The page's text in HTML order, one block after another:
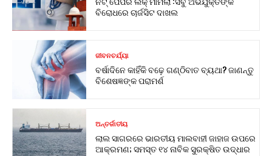
ବିରୋଧରେ ଚାର୍ଜସିଟ ଦାଖଲ
ଜୀବନଚର୍ଯ୍ୟା
ବର୍ଷାଦିନେ କାହିଁକି ବଢ଼େ ଗଣ୍ଠିବାତ ବ୍ୟଥା? ଜାଣନ୍ତୁ
ବିଶେଷଜ୍ଞଙ୍କ ପରାମର୍ଶ
ଅନ୍ତର୍ଜାତୀୟ
ଲାଲ ସାଗରରେ ଭାରତୀୟ ମାଲବାହୀ ଜାହାଜ ଉପରେ
ଆକ୍ରମଣ; ସମସ୍ତ ୧୪ ନାବିକ ସୁରକ୍ଷିତ ଉଦ୍ଧାର